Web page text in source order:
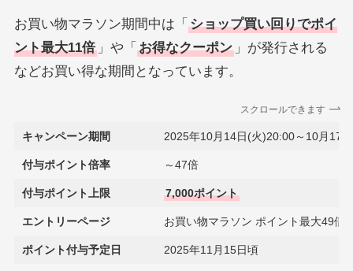
お買い物マラソン期間中は「 ショップ買い回りでポイ
ント最大11倍」や「 お得なクーポン」が発行される
などお買い得な期間となっています。
スクロールできます
キャンペーン期間 2025年10月14日(火)20:00～10月17
付与ポイント倍率 ～47倍
付与ポイント上限 7,000ポイント
エントリーページ お買い物マラソン ポイント最大49倍
ポイント付与予定日 2025年11月15日頃